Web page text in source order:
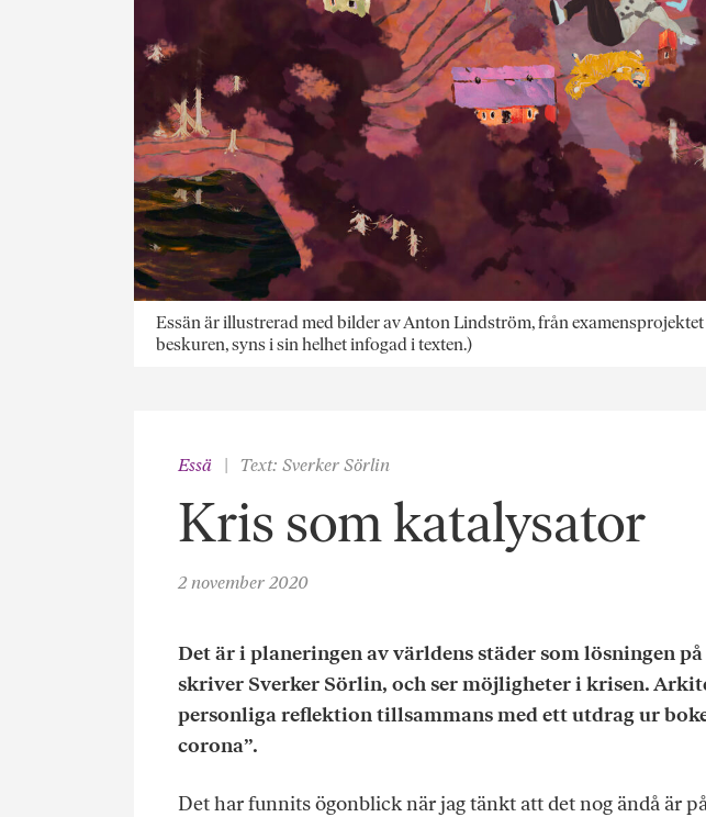
Essän är illustrerad med bilder av Anton Lindström, från
beskuren, syns i sin helhet infogad i texten.)
Essä Text: Sverker Sörlin
Kris som katalysator
2 november 2020
Det är i planeringen av världens städer som lösningen
skriver Sverker Sörlin, och ser möjligheter i krisen.
personliga reflektion tillsammans med ett utdrag ur
corona”.
Det har funnits ögonblick när jag tänkt att det nog ändå är